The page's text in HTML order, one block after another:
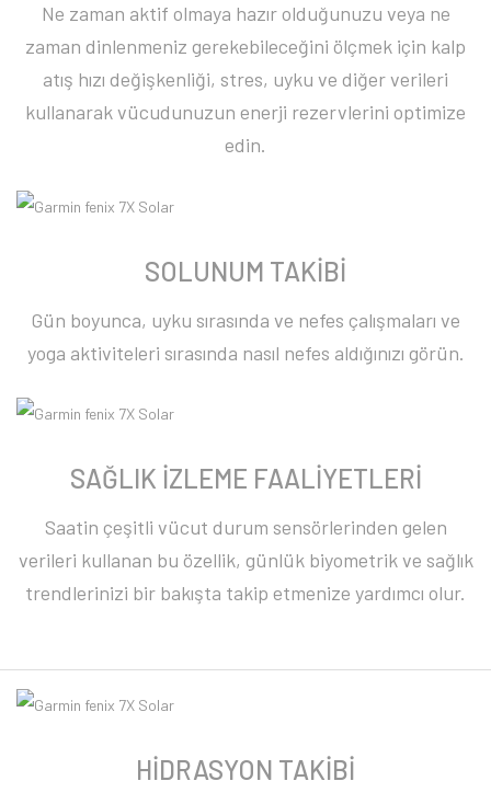
Ne zaman aktif olmaya hazır olduğunuzu veya ne
zaman dinlenmeniz gerekebileceğini ölçmek için kalp
atış hızı değişkenliği, stres, uyku ve diğer verileri
kullanarak vücudunuzun enerji rezervlerini optimize
edin.
SOLUNUM TAKİBİ
Gün boyunca, uyku sırasında ve nefes çalışmaları ve
yoga aktiviteleri sırasında nasıl nefes aldığınızı görün.
SAĞLIK İZLEME FAALİYETLERİ
Saatin çeşitli vücut durum sensörlerinden gelen
verileri kullanan bu özellik, günlük biyometrik ve sağlık
trendlerinizi bir bakışta takip etmenize yardımcı olur.
HİDRASYON TAKİBİ